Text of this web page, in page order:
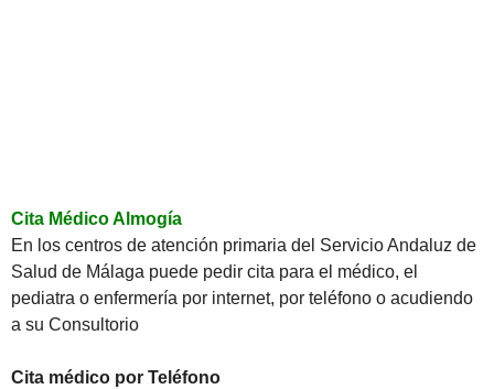
Cita Médico Almogía
En los centros de atención primaria del Servicio Andaluz de
Salud de Málaga puede pedir cita para el médico, el
pediatra o enfermería por internet, por teléfono o acudiendo
a su Consultorio
Cita médico por Teléfono